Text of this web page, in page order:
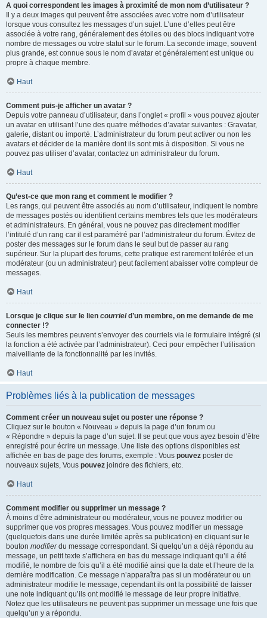
A quoi correspondent les images à proximité de mon nom d’utilisateur ?
Il y a deux images qui peuvent être associées avec votre nom d’utilisateur
lorsque vous consultez les messages d’un sujet. L’une d’elles peut être
associée à votre rang, généralement des étoiles ou des blocs indiquant votre
nombre de messages ou votre statut sur le forum. La seconde image, souvent
plus grande, est connue sous le nom d’avatar et généralement est unique ou
propre à chaque membre.
Haut
Comment puis-je afficher un avatar ?
Depuis votre panneau d’utilisateur, dans l’onglet « profil » vous pouvez ajouter
un avatar en utilisant l’une des quatre méthodes d’avatar suivantes : Gravatar,
galerie, distant ou importé. L’administrateur du forum peut activer ou non les
avatars et décider de la manière dont ils sont mis à disposition. Si vous ne
pouvez pas utiliser d’avatar, contactez un administrateur du forum.
Haut
Qu’est-ce que mon rang et comment le modifier ?
Les rangs, qui peuvent être associés au nom d’utilisateur, indiquent le nombre
de messages postés ou identifient certains membres tels que les modérateurs
et administrateurs. En général, vous ne pouvez pas directement modifier
l’intitulé d’un rang car il est paramétré par l’administrateur du forum. Évitez de
poster des messages sur le forum dans le seul but de passer au rang
supérieur. Sur la plupart des forums, cette pratique est rarement tolérée et un
modérateur (ou un administrateur) peut facilement abaisser votre compteur de
messages.
Haut
Lorsque je clique sur le lien courrield’un membre, on me demande de me
connecter !?
Seuls les membres peuvent s’envoyer des courriels via le formulaire intégré (si
la fonction a été activée par l’administrateur). Ceci pour empêcher l’utilisation
malveillante de la fonctionnalité par les invités.
Haut
Problèmes liés à la publication de messages
Comment créer un nouveau sujet ou poster une réponse ?
Cliquez sur le bouton « Nouveau » depuis la page d’un forum ou
« Répondre » depuis la page d’un sujet. Il se peut que vous ayez besoin d’être
enregistré pour écrire un message. Une liste des options disponibles est
affichée en bas de page des forums, exemple : Vous pouvez poster de
nouveaux sujets, Vous pouvez joindre des fichiers, etc.
Haut
Comment modifier ou supprimer un message ?
À moins d’être administrateur ou modérateur, vous ne pouvez modifier ou
supprimer que vos propres messages. Vous pouvez modifier un message
(quelquefois dans une durée limitée après sa publication) en cliquant sur le
bouton modifierdu message correspondant. Si quelqu’un a déjà répondu au
message, un petit texte s’affichera en bas du message indiquant qu’il a été
modifié, le nombre de fois qu’il a été modifié ainsi que la date et l’heure de la
dernière modification. Ce message n’apparaîtra pas si un modérateur ou un
administrateur modifie le message, cependant ils ont la possibilité de laisser
une note indiquant qu’ils ont modifié le message de leur propre initiative.
Notez que les utilisateurs ne peuvent pas supprimer un message une fois que
quelqu’un y a répondu.